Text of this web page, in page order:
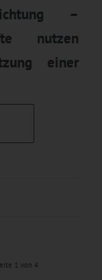
–
nutzen
einer
1 von 4